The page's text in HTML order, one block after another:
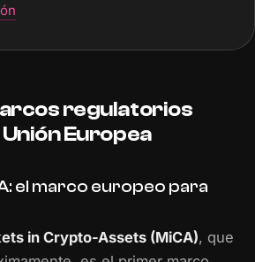
regulatorios
Unión Europea
el marco europeo para
in Crypto-Assets (MiCA), que